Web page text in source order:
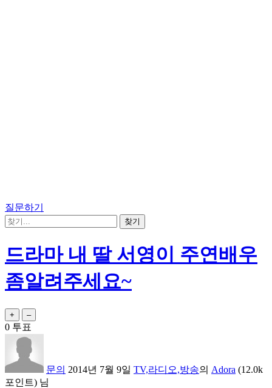
질문하기
드라마 내 딸 서영이 주연배우
좀알려주세요~
0 투표
문의 2014년 7월 9일 TV,라디오,방송의 Adora (12.0k
포인트) 님